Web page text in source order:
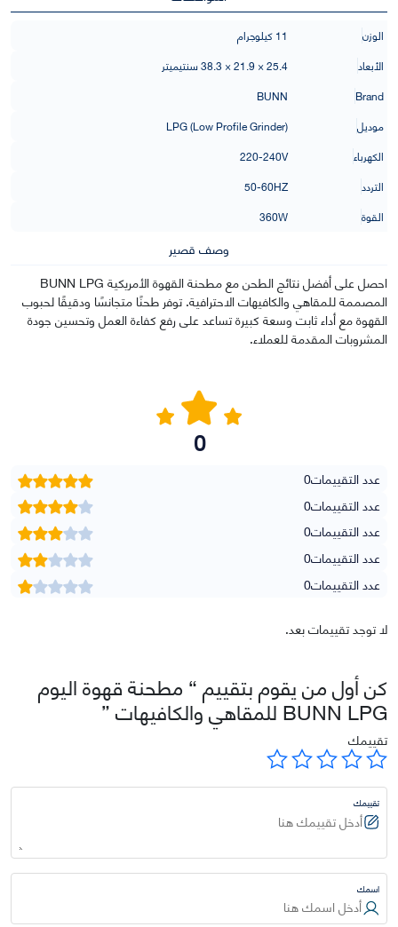
الوزن
11 كيلوجرام
الأبعاد
25.4 × 21.9 × 38.3 سنتيميتر
Brand
BUNN
موديل
LPG (Low Profile Grinder)
الكهرباء
220-240V
التردد
50-60HZ
القوة
360W
وصف قصير
احصل على أفضل نتائج الطحن مع مطحنة القهوة الأمريكية BUNN LPG
المصممة للمقاهي والكافيهات الاحترافية. توفر طحنًا متجانسًا ودقيقًا لحبوب
القهوة مع أداء ثابت وسعة كبيرة تساعد على رفع كفاءة العمل وتحسين جودة
المشروبات المقدمة للعملاء.
0
عدد التقييمات0
عدد التقييمات0
عدد التقييمات0
عدد التقييمات0
عدد التقييمات0
لا توجد تقييمات بعد.
كن أول من يقوم بتقييم “ مطحنة قهوة اليوم
BUNN LPG للمقاهي والكافيهات ”
تقييمك
تقييمك
اسمك